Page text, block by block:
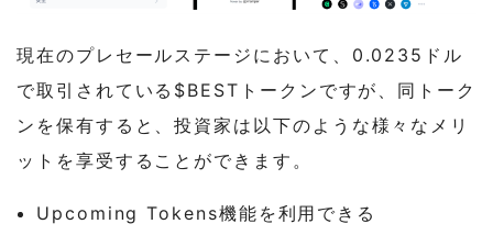
現在のプレセールステージにおいて、0.0235ドル
で取引されている$BESTトークンですが、同トーク
ンを保有すると、投資家は以下のような様々なメリ
ットを享受することができます。
Upcoming Tokens機能を利用できる